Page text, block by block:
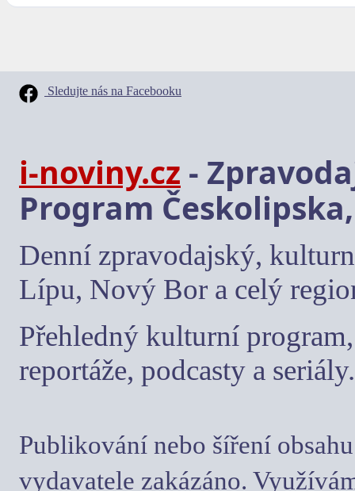
Sledujte nás na Facebooku
i-noviny.cz -
Program
Denní zpravodajský,
Lípu, Nový Bor a celý
Přehledný kulturní
reportáže, podcasty a seriály.
Publikování nebo šíření
vydavatele zakázáno.